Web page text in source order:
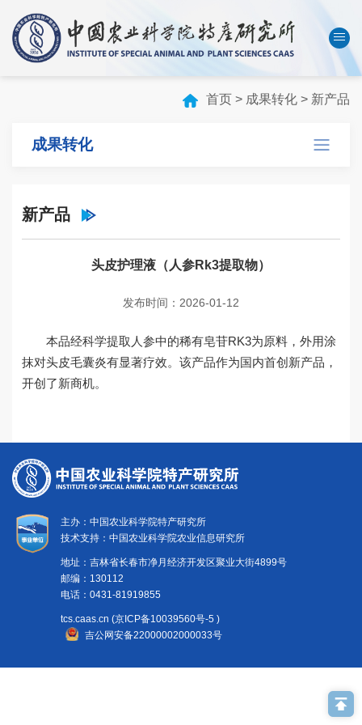
English
本所概况
科技创新
研究生教育
党建文化
首页 > 成果转化 > 新产品
成果转化
新产品
头皮护理液（人参Rk3提取物）
发布时间：2026-01-12
本品经科学提取人参中的稀有皂苷RK3为原料，外用涂
抹对头皮毛囊炎有显著疗效。该产品作为国内首创新产品，
开创了新商机。
主办：中国农业科学院特产研究所
技术支持：中国农业科学院农业信息研究所
地址：吉林省长春市净月经济开发区聚业大街4899号
邮编：130112
电话：0431-81919855
tcs.caas.cn (京ICP备10039560号-5 )
吉公网安备22000002000033号